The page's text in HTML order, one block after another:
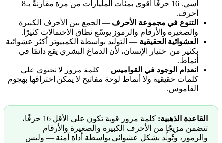
أسي. 16 حرفًا أقوى بمئات المليارات من مرة مقارنةً بـ8
أحرف.
التنوع في مجموعة الأحرف — الجمع بين الأحرف الكبيرة
والصغيرة والأرقام والرموز يوسّع نطاق الاحتمالات كثيرًا.
العشوائية الحقيقية — التوليد بواسطة الكمبيوتر أكثر عشوائية
بكثير من اختيار الإنسان، لأن الدماغ البشري يقع دائمًا في
أنماط.
انعدام الوجود في القواميس — كلمة مرور لا تحتوي على
كلمات حقيقية ولا أنماط لوحة مفاتيح لا يمكن اختراقها بهجوم
القاموس.
القاعدة الذهبية:
كلمة مرور قوية تكون على الأقل 16 حرفًا،
تتضمن مزيجًا من الأحرف الكبيرة والصغيرة والأرقام
والرموز، وتُولَّد بشكل عشوائي بواسطة أداة آمنة — وليس